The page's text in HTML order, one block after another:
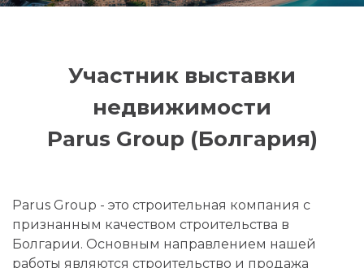
Участник выставки
недвижимости
Parus Group (Болгария)
Parus Group - это строительная компания с
признанным качеством строительства в
Болгарии. Основным направлением нашей
работы являются строительство и продажа